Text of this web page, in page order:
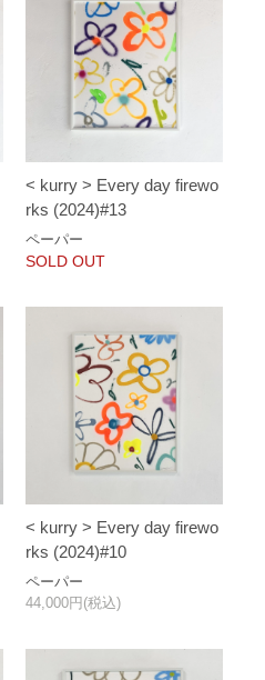
< kurry > Every day firewo
rks (2024)#13
ペーパー
SOLD OUT
< kurry > Every day firewo
rks (2024)#10
ペーパー
44,000円(税込)